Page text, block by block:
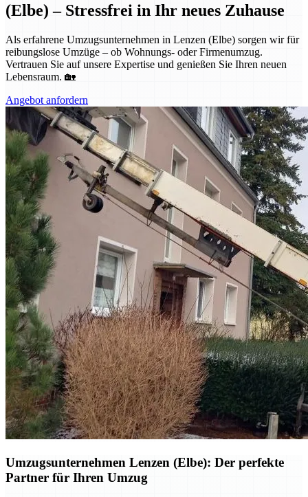
(Elbe) – Stressfrei in Ihr neues Zuhause
Als erfahrene Umzugsunternehmen in Lenzen (Elbe) sorgen wir für
reibungslose Umzüge – ob Wohnungs- oder Firmenumzug.
Vertrauen Sie auf unsere Expertise und genießen Sie Ihren neuen
Lebensraum. 🏡
Angebot anfordern
Umzugsunternehmen Lenzen (Elbe): Der perfekte
Partner für Ihren Umzug